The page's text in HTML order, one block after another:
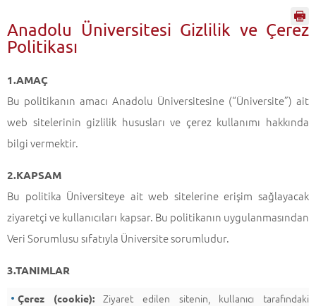
Kişisel Verilerin Korunması Kanunu
Anadolu Üniversitesi Gizlilik ve Çerez Politikası
Anadolu Üniversitesi Gizlilik ve Çerez
Politikası
1.AMAÇ
Bu politikanın amacı Anadolu Üniversitesine (“Üniversite”) ait
web sitelerinin gizlilik hususları ve çerez kullanımı hakkında
bilgi vermektir.
2.KAPSAM
Bu politika Üniversiteye ait web sitelerine erişim sağlayacak
ziyaretçi ve kullanıcıları kapsar. Bu politikanın uygulanmasından
Veri Sorumlusu sıfatıyla Üniversite sorumludur.
3.TANIMLAR
Çerez (cookie):Ziyaret edilen sitenin, kullanıcı tarafındaki